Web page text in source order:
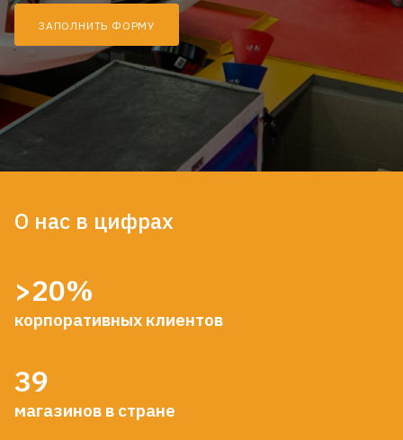
ЗАПОЛНИТЬ ФОРМУ
О нас в цифрах
>20%
корпоративных клиентов
39
магазинов в стране